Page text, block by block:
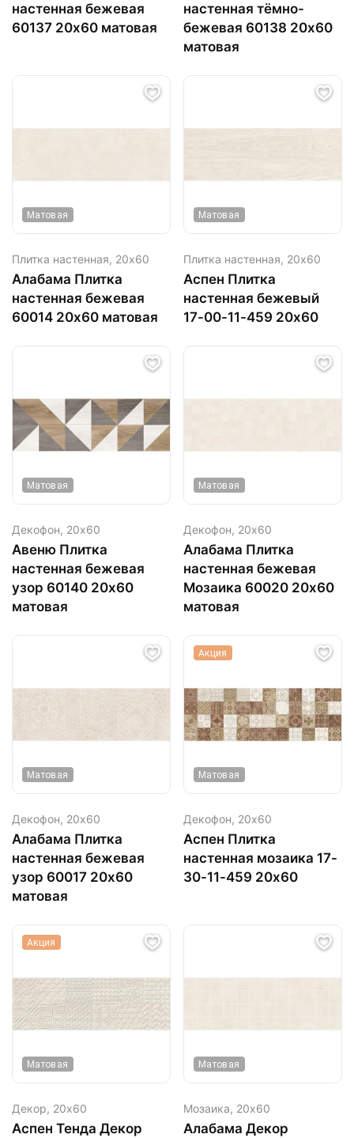
настенная бежевая
60137 20х60 матовая
настенная тёмно-
бежевая 60138 20х60
матовая
Матовая
Плитка настенная, 20х60
Алабама Плитка
настенная бежевая
60014 20х60 матовая
Матовая
Плитка настенная, 20х60
Аспен Плитка
настенная бежевый
17-00-11-459 20х60
Матовая
Декофон, 20х60
Авеню Плитка
настенная бежевая
узор 60140 20х60
матовая
Матовая
Декофон, 20х60
Алабама Плитка
настенная бежевая
Мозаика 60020 20х60
матовая
Матовая
Декофон, 20х60
Алабама Плитка
настенная бежевая
узор 60017 20х60
матовая
Акция
Матовая
Декофон, 20х60
Аспен Плитка
настенная мозаика 17-
30-11-459 20х60
Акция
Матовая
Декор, 20х60
Аспен Тенда Декор
Матовая
Мозаика, 20х60
Алабама Декор